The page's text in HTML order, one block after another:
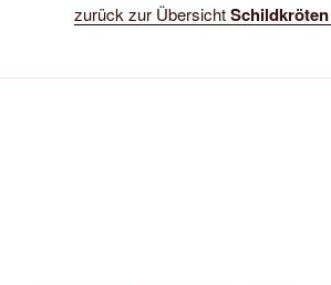
zurück zur ÜbersichtSchildkröten